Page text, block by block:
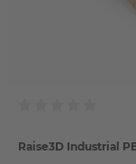
Raise3D Industrial